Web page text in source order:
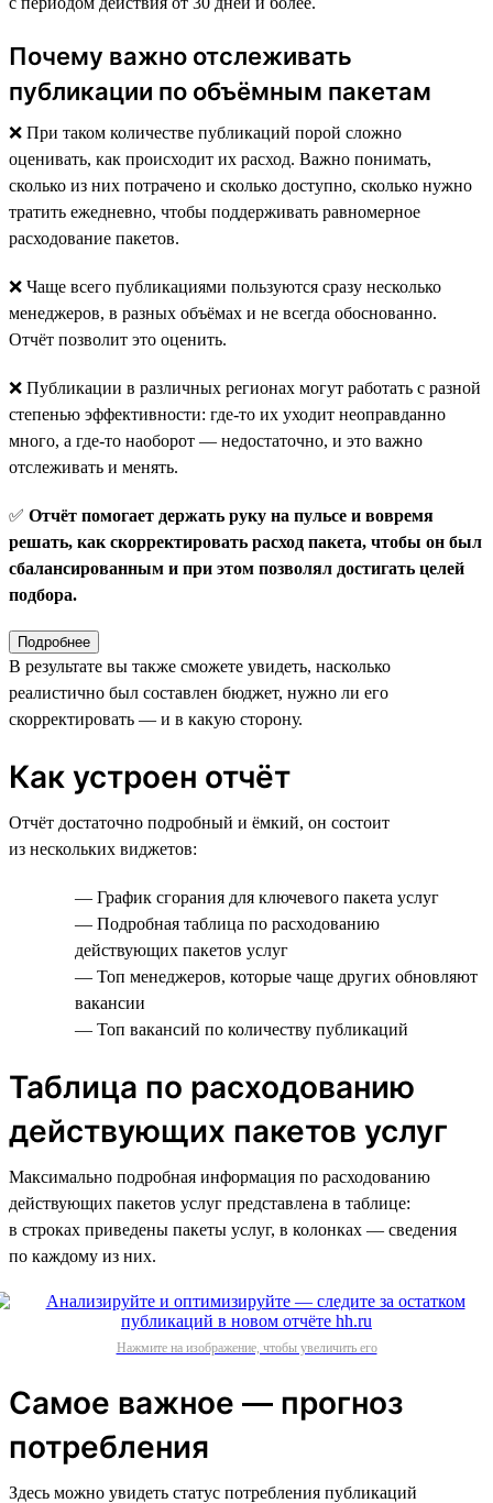
Почему важно отслеживать
публикации по объёмным пакетам
❌ При таком количестве публикаций порой сложно
оценивать, как происходит их расход. Важно понимать,
сколько из них потрачено и сколько доступно, сколько нужно
тратить ежедневно, чтобы поддерживать равномерное
расходование пакетов.
❌ Чаще всего публикациями пользуются сразу несколько
менеджеров, в разных объёмах и не всегда обоснованно.
Отчёт позволит это оценить.
❌ Публикации в различных регионах могут работать с разной
степенью эффективности: где-то их уходит неоправданно
много, а где-то наоборот — недостаточно, и это важно
отслеживать и менять.
✅ Отчёт помогает держать руку на пульсе и вовремя
решать, как скорректировать расход пакета, чтобы он был
сбалансированным и при этом позволял достигать целей
подбора.
Подробнее
В результате вы также сможете увидеть, насколько
реалистично был составлен бюджет, нужно ли его
скорректировать — и в какую сторону.
Как устроен отчёт
Отчёт достаточно подробный и ёмкий, он состоит
из нескольких виджетов:
— График сгорания для ключевого пакета услуг
— Подробная таблица по расходованию
действующих пакетов услуг
— Топ менеджеров, которые чаще других обновляют
вакансии
— Топ вакансий по количеству публикаций
Таблица по расходованию
действующих пакетов услуг
Максимально подробная информация по расходованию
действующих пакетов услуг представлена в таблице:
в строках приведены пакеты услуг, в колонках — сведения
по каждому из них.
Нажмите на изображение, чтобы увеличить его
Самое важное — прогноз
потребления
Здесь можно увидеть статус потребления публикаций